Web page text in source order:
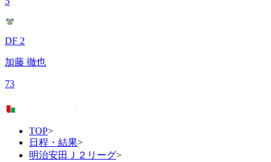
DF 2
加藤 徹也
73
TOP>
日程・結果>
明治安田Ｊ２リーグ>